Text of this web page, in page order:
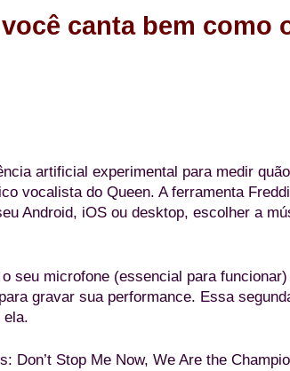
canta bem como
artificial experimental para medir
vocalista do Queen. A ferramenta
Android, iOS ou desktop, escolher a
seu microfone (essencial para
gravar sua performance. Essa
ela.
Don’t Stop Me Now, We Are the